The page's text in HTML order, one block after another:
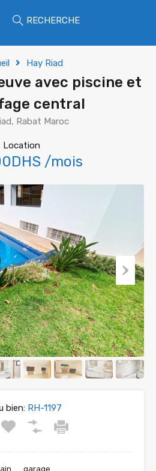
RECHERCHE
Hay Riad
avec piscine et
central
Rabat Maroc
Location
/mois
bien:RH-1197
garage